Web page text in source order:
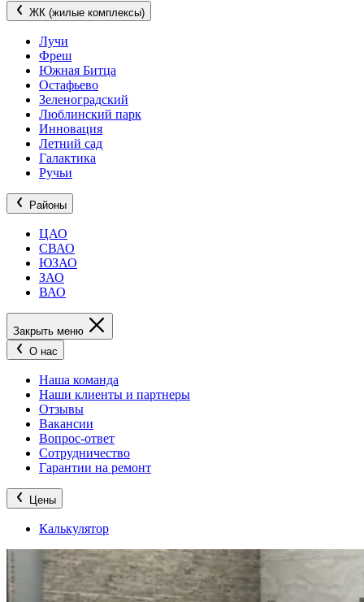
ЖК (жилые комплексы)
Лучи
Фреш
Южная Битца
Остафьево
Зеленоградский
Люблинский парк
Инновация
Летний сад
Галактика
Ручьи
Районы
ЦАО
СВАО
ЮЗАО
ЗАО
ВАО
Закрыть меню
О нас
Наша команда
Наши клиенты и партнеры
Отзывы
Вакансии
Вопрос-ответ
Сотрудничество
Гарантии на ремонт
Цены
Калькулятор